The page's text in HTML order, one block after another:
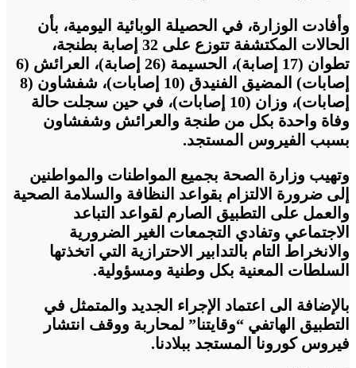
وأفادت الوزارة، في الحصيلة الوبائية اليومية، بأن
الحالات المكتشفة تتوزع على 32
إصابة بطنجة،
تطوان (17 إصابة)، الحسيمة (26 إصابة)، العرائش (6
إصابات) المضيق الفنيدق (10 إصابات)، شفشاون (8
إصابات)، وزان (10 إصابات)، في
حين سجلت حالة
وفاة واحدة بكل من طنجة والعرائش وشفشاون
بسبب الفيروس المستجد.
وتهيب وزارة الصحة بجميع المواطنات والمواطنين
إلى ضرورة الالتزام بقواعد النظافة والسلامة الصحية
والعمل على التطبيق الصارم لقواعد التباعد
الاجتماعي وتفادي التجمعات الغير الضرورية
والانخراط التام بالتدابير الاحترازية التي اتخذتها
السلطات المعنية بكل وطنية ومسؤولية.
بالإضافة الى اعتماد الإجراء الجديد والمتمثل في
التطبيق الهاتفي “وقايتنا” لمحاربة ووقف انتشار
فيروس كورونا المستجد ببلادنا.